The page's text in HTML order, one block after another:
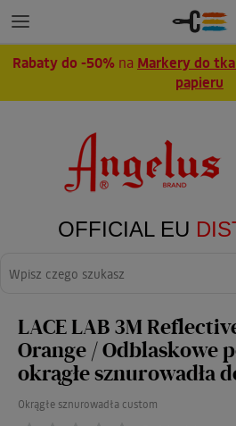
Rabaty do -50% na Markery do
papieru
OFFICIAL EU
LACE LAB 3M
Orange / Odblaskowe
okrągłe sznurowadła
Okrągłe sznurowadła custom